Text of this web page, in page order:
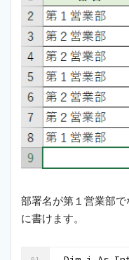
部署名が第１営業部
に書けます。